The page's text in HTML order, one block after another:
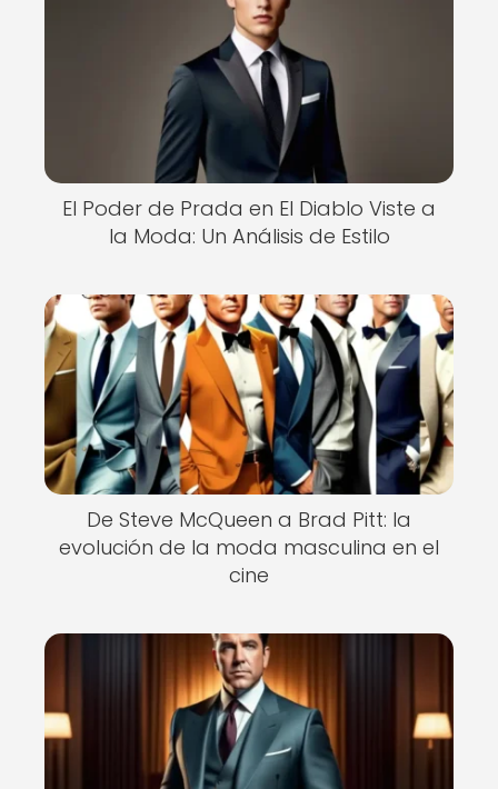
El Poder de Prada en El Diablo Viste a
la Moda: Un Análisis de Estilo
De Steve McQueen a Brad Pitt: la
evolución de la moda masculina en el
cine